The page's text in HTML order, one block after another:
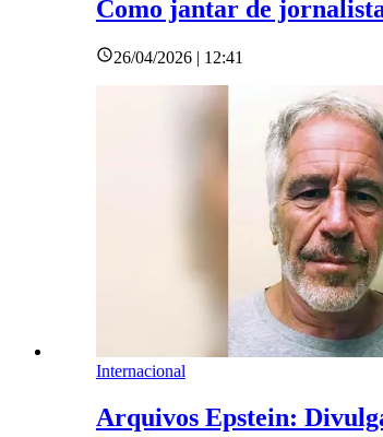
Como jantar de
26/04/2026 | 12:41
Internacional
Arquivos Epstein: